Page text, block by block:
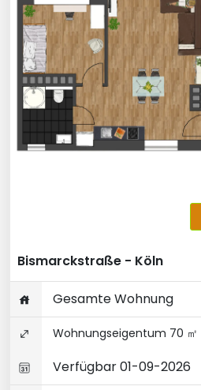
Bismarckstraße - Köln
Gesamte Wohnung
Wohnungseigentum 70 ㎡
Verfügbar 01-09-2026